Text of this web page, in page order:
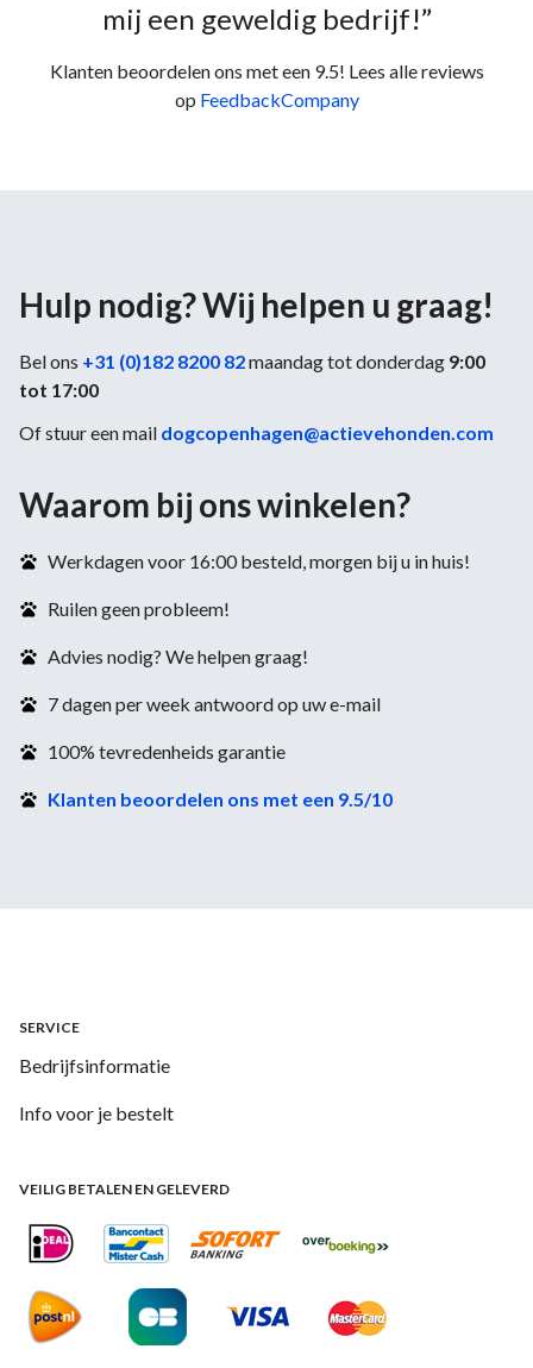
mij een geweldig bedrijf!”
Klanten beoordelen ons met een 9.5! Lees alle reviews
op FeedbackCompany
Hulp nodig? Wij helpen u graag!
Bel ons +31 (0)182 8200 82maandag tot donderdag 9:00
tot 17:00
Of stuur een mail dogcopenhagen@actievehonden.com
Waarom bij ons winkelen?
Werkdagen voor 16:00 besteld, morgen bij u in huis!
Ruilen geen probleem!
Advies nodig? We helpen graag!
7 dagen per week antwoord op uw e-mail
100% tevredenheids garantie
Klanten beoordelen ons met een 9.5/10
SERVICE
Bedrijfsinformatie
Info voor je bestelt
VEILIG BETALEN EN GELEVERD